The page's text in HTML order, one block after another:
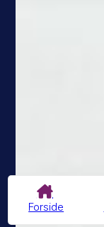
Forside